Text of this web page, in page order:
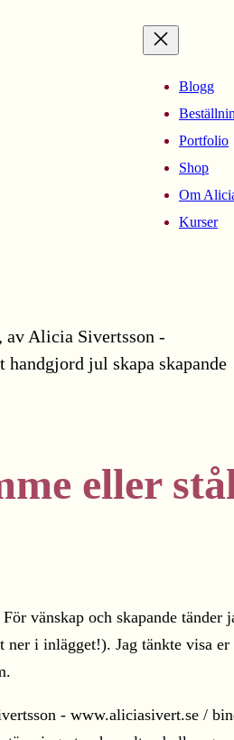
Blogg
Portfolio
Shop
Om
Kurser
eller
vänskap och skapande tänder
ner i inlägget!). Jag tänkte visa